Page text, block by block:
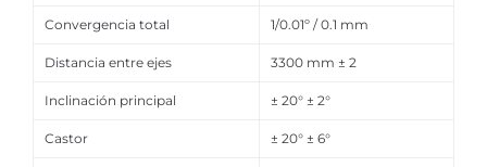
Convergencia total 1/0.01º / 0.1 mm
Distancia entre ejes 3300 mm ± 2
Inclinación principal ± 20° ± 2°
Castor ± 20° ± 6°